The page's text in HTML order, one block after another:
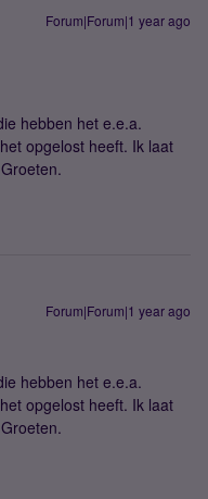
Forum|Forum|1 year ago
hebben het e.e.a.
opgelost heeft. Ik laat
Forum|Forum|1 year ago
hebben het e.e.a.
opgelost heeft. Ik laat